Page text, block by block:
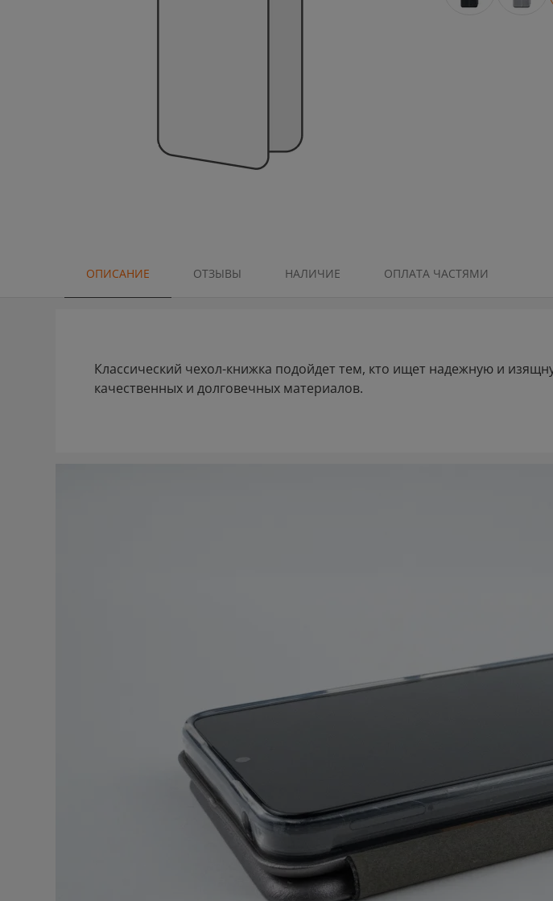
ОПИСАНИЕ ОТЗЫВЫ НАЛИЧИЕ ОПЛАТА ЧАСТЯМИ
Классический чехол-книжка подойдет тем, кто ищет надежную и
качественных и долговечных материалов.